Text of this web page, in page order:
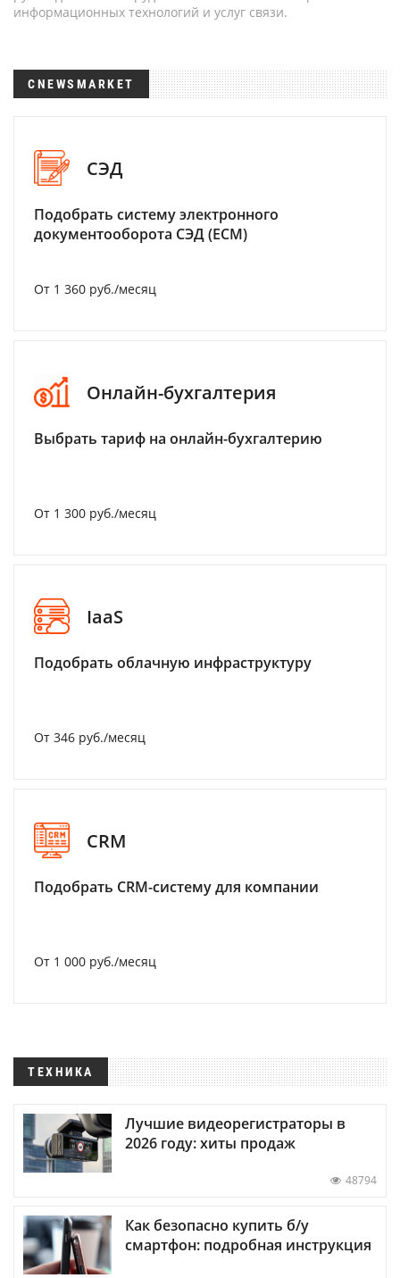
информационных технологий и услуг связи.
CNEWSMARKET
СЭД
Подобрать систему электронного
документооборота СЭД (ECM)
От 1 360 руб./месяц
Онлайн-бухгалтерия
Выбрать тариф на онлайн-бухгалтерию
От 1 300 руб./месяц
IaaS
Подобрать облачную инфраструктуру
От 346 руб./месяц
CRM
Подобрать CRM-систему для компании
От 1 000 руб./месяц
ТЕХНИКА
Лучшие видеорегистраторы в
2026 году: хиты продаж
48794
Как безопасно купить б/у
смартфон: подробная инструкция